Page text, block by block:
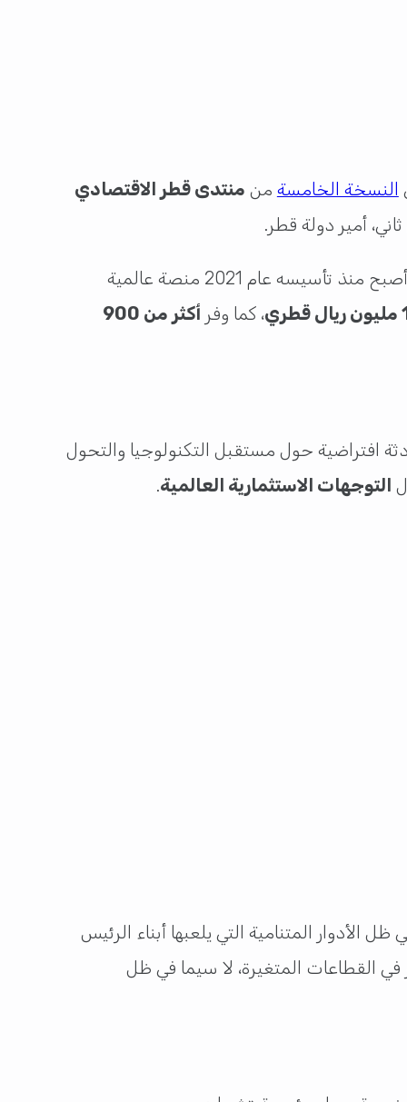
النسخة الخامسة من منتدى قطر الاقتصادي
ويُعد المنتدى هذا العام محطة مهمة في مسيرته، إذ يحتفي بمرور خمس سنوات على انطلاقته الأولى، وقد أصبح منذ تأسيسه عام 2021 منصة عالمية
، كما وفر
أكثر من 900
افتراضية حول مستقبل التكنولوجيا والتحول
التوجهات الاستثمارية العالمية.
المتنامية التي يلعبها أبناء الرئيس
في القطاعات المتغيرة، لا سيما في ظل